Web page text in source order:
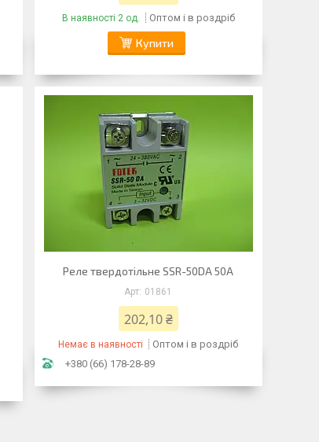
В наявності 2 од. Оптом і в роздріб
Купити
Реле твердотільне SSR-50DA 50A
01861
202,10 ₴
Немає в наявності
Оптом і в роздріб
+380 (66) 178-28-89